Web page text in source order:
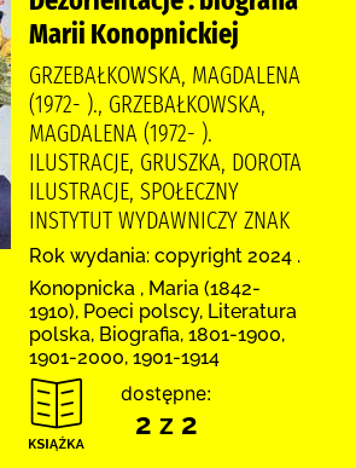
Marii Konopnickiej
GRZEBAŁKOWSKA, MAGDALENA
(1972- )., GRZEBAŁKOWSKA,
MAGDALENA (1972- ).
ILUSTRACJE, GRUSZKA, DOROTA
ILUSTRACJE, SPOŁECZNY
INSTYTUT WYDAWNICZY ZNAK
Rok wydania: copyright 2024 .
Konopnicka , Maria (1842-
1910), Poeci polscy, Literatura
polska, Biografia, 1801-1900,
1901-2000, 1901-1914
dostępne:
2 z 2